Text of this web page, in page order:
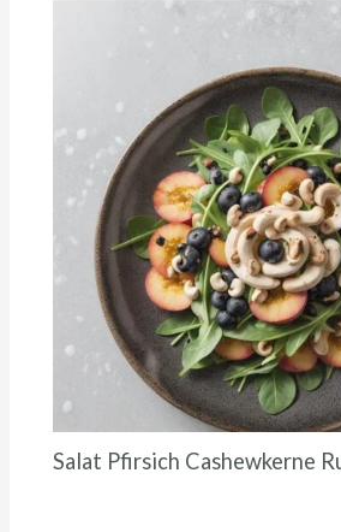
Salat Pfirsich Cashewkerne